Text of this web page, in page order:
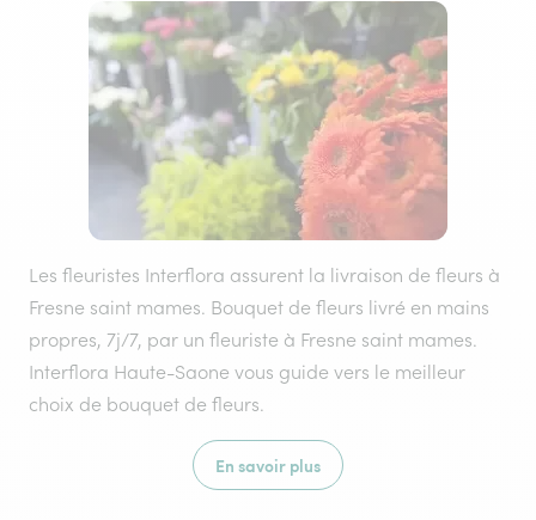
Les fleuristes Interflora assurent la livraison de fleurs à
Fresne saint mames. Bouquet de fleurs livré en mains
propres, 7j/7, par un fleuriste à Fresne saint mames.
Interflora Haute-Saone vous guide vers le meilleur
choix de bouquet de fleurs.
En savoir plus